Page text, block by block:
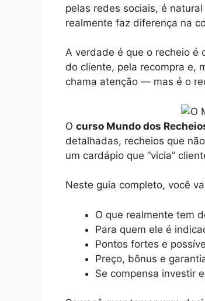
pelas redes sociais, é
realmente faz diferença na
A verdade é que o recheio é
do cliente, pela recompra e,
chama atenção — mas é o
O curso Mundo dos
detalhadas, recheios que
um cardápio que “vicia”
Neste guia completo, você
O que realmente tem
Para quem ele é
Pontos fortes e
Preço, bônus e
Se compensa investir